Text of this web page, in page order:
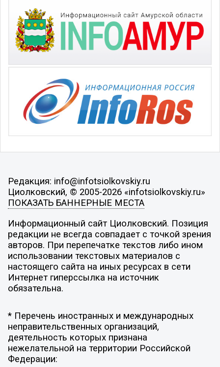
Редакция: info@infotsiolkovskiy.ru
Циолковский, © 2005-2026 «infotsiolkovskiy.ru»
ПОКАЗАТЬ БАННЕРНЫЕ МЕСТА
Информационный сайт Циолковский. Позиция
редакции не всегда совпадает с точкой зрения
авторов. При перепечатке текстов либо ином
использовании текстовых материалов с
настоящего сайта на иных ресурсах в сети
Интернет гиперссылка на источник
обязательна.
* Перечень иностранных и международных
неправительственных организаций,
деятельность которых признана
нежелательной на территории Российской
Федерации: